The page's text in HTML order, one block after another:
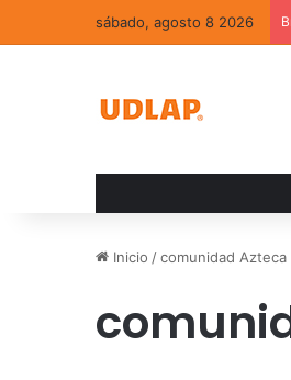
sábado, agosto 8 2026
Inicio /comunidad Azteca